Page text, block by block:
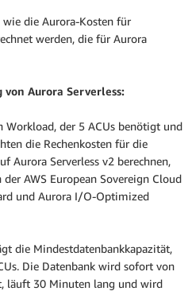
die Aurora-Kosten für
werden, die für Aurora
Aurora Serverless:
der 5 ACUs benötigt und
die Rechenkosten für die
Aurora Serverless v2 berechnen,
AWS European Sovereign Cloud
und Aurora I/O-Optimized
die Mindestdatenbankkapazität,
Die Datenbank wird sofort von
läuft 30 Minuten lang und wird